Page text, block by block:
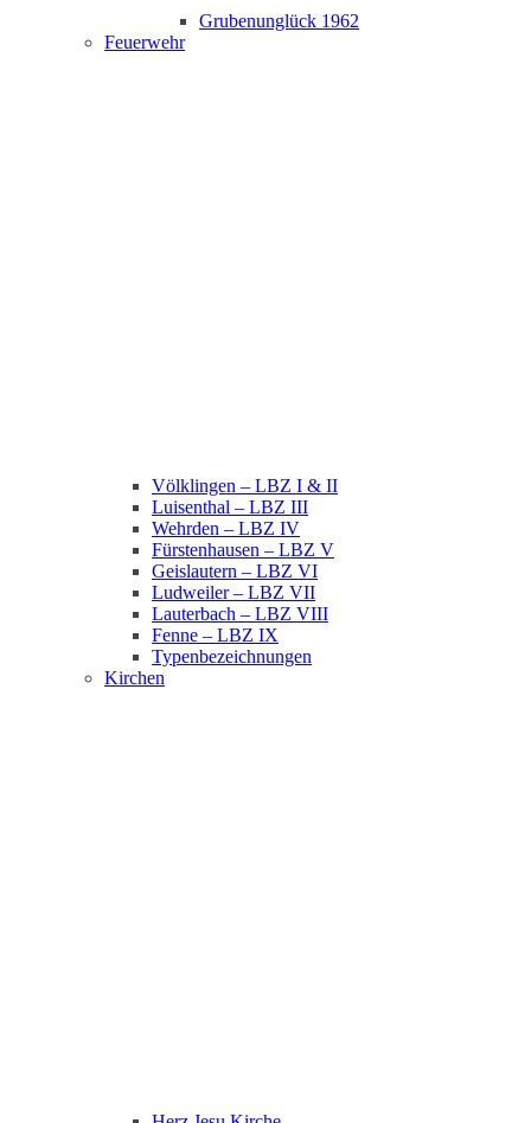
Grubenunglück 1962
Feuerwehr
Völklingen – LBZ I & II
Luisenthal – LBZ III
Wehrden – LBZ IV
Fürstenhausen – LBZ V
Geislautern – LBZ VI
Ludweiler – LBZ VII
Lauterbach – LBZ VIII
Fenne – LBZ IX
Typenbezeichnungen
Kirchen